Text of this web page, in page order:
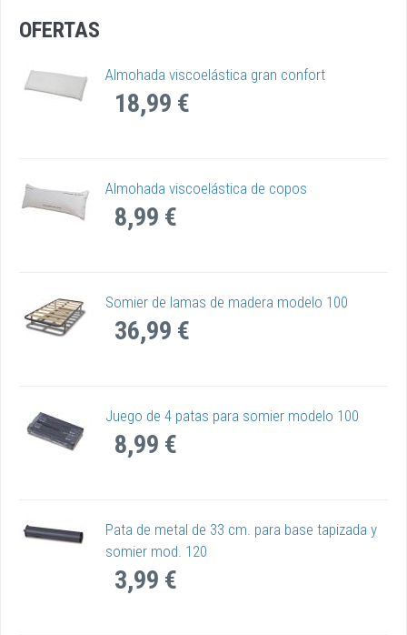
OFERTAS
Almohada viscoelástica gran confort
18,99 €
Almohada viscoelástica de copos
8,99 €
Somier de lamas de madera modelo 100
36,99 €
Juego de 4 patas para somier modelo 100
8,99 €
Pata de metal de 33 cm. para base tapizada y
somier mod. 120
3,99 €